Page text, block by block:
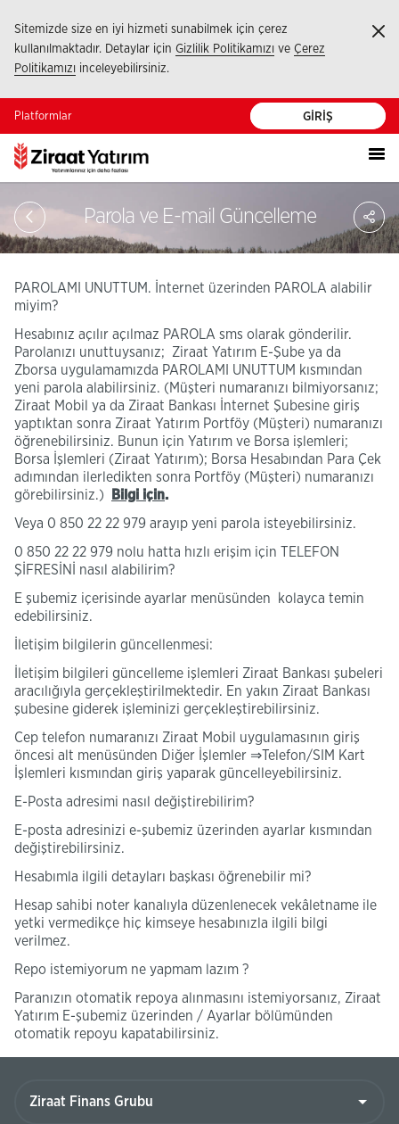
Sitemizde size en iyi hizmeti sunabilmek için çerez
kullanılmaktadır. Detaylar için Gizlilik Politikamızı ve Çerez
Politikamızı inceleyebilirsiniz.
Platformlar GİRİŞ
Parola ve E-mail Güncelleme
PAROLAMI UNUTTUM. İnternet üzerinden PAROLA alabilir
miyim?
Hesabınız açılır açılmaz PAROLA sms olarak gönderilir.
Parolanızı unuttuysanız; Ziraat Yatırım E-Şube ya da
Zborsa uygulamamızda PAROLAMI UNUTTUM kısmından
yeni parola alabilirsiniz. (Müşteri numaranızı bilmiyorsanız;
Ziraat Mobil ya da Ziraat Bankası İnternet Şubesine giriş
yaptıktan sonra Ziraat Yatırım Portföy (Müşteri) numaranızı
öğrenebilirsiniz. Bunun için Yatırım ve Borsa işlemleri;
Borsa İşlemleri (Ziraat Yatırım); Borsa Hesabından Para Çek
adımından ilerledikten sonra Portföy (Müşteri) numaranızı
görebilirsiniz.)
Bilgi için.
Veya 0 850 22 22 979 arayıp yeni parola isteyebilirsiniz.
0 850 22 22 979 nolu hatta hızlı erişim için TELEFON
ŞİFRESİNİ nasıl alabilirim?
E şubemiz içerisinde ayarlar menüsünden kolayca temin
edebilirsiniz.
İletişim bilgilerin güncellenmesi:
İletişim bilgileri güncelleme işlemleri Ziraat Bankası şubeleri
aracılığıyla gerçekleştirilmektedir. En yakın Ziraat Bankası
şubesine giderek işleminizi gerçekleştirebilirsiniz.
Cep telefon numaranızı Ziraat Mobil uygulamasının giriş
öncesi alt menüsünden Diğer İşlemler ⇒Telefon/SIM Kart
İşlemleri kısmından giriş yaparak güncelleyebilirsiniz.
E-Posta adresimi nasıl değiştirebilirim?
E-posta adresinizi e-şubemiz üzerinden ayarlar kısmından
değiştirebilirsiniz.
Hesabımla ilgili detayları başkası öğrenebilir mi?
Hesap sahibi noter kanalıyla düzenlenecek vekâletname ile
yetki vermedikçe hiç kimseye hesabınızla ilgili bilgi
verilmez.
Repo istemiyorum ne yapmam lazım ?
Paranızın otomatik repoya alınmasını istemiyorsanız, Ziraat
Yatırım E-şubemiz üzerinden / Ayarlar bölümünden
otomatik repoyu kapatabilirsiniz.